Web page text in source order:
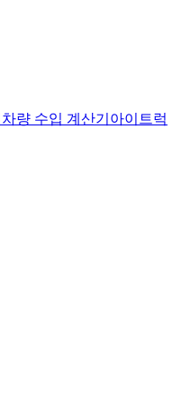
차량 수입 계산기 아이트럭